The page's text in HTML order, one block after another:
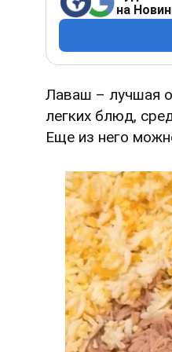
на
Лаваш – лучшая
легких блюд,
Еще из него